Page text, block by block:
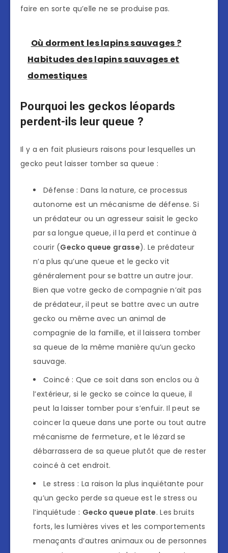
faire en sorte qu’elle ne se produise pas.
Où dorment les lapins sauvages ?
Habitudes des lapins sauvages et
domestiques
Pourquoi les geckos léopards
perdent-ils leur queue ?
Il y a en fait plusieurs raisons pour lesquelles un
gecko peut laisser tomber sa queue :
Défense : Dans la nature, ce processus
autonome est un mécanisme de défense. Si
un prédateur ou un agresseur saisit le gecko
par sa longue queue, il la perd et continue à
courir (Gecko queue grasse). Le prédateur
n’a plus qu’une queue et le gecko vit
généralement pour se battre un autre jour.
Bien que votre gecko de compagnie n’ait pas
de prédateur, il peut se battre avec un autre
gecko ou même avec un animal de
compagnie de la famille, et il laissera tomber
sa queue de la même manière qu’un gecko
sauvage.
Coincé : Que ce soit dans son enclos ou à
l’extérieur, si le gecko se coince la queue, il
peut la laisser tomber pour s’enfuir. Il peut se
coincer la queue dans une porte ou tout autre
mécanisme de fermeture, et le lézard se
débarrassera de sa queue plutôt que de rester
coincé à cet endroit.
Le stress : La raison la plus inquiétante pour
qu’un gecko perde sa queue est le stress ou
l’inquiétude : Gecko queue plate. Les bruits
forts, les lumières vives et les comportements
menaçants d’autres animaux ou de personnes